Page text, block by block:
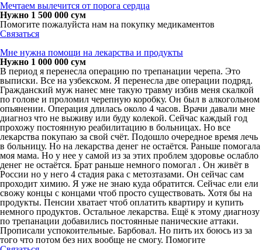
Мечтаем вылечится от порога сердца
Нужно 1 500 000 сум
Помогите пожалуйста нам на покупку медикаментов
Связаться
Мне нужна помощи на лекарства и продукты
Нужно 1 000 000 сум
В период я перенесла операцию по трепанации черепа. Это
выписки. Все на узбекском. Я перенесла две операции подряд.
Гражданский муж нанес мне такую травму избив меня скалкой
по голове и проломил черепную коробку. Он был в алкогольном
опьянении. Операция длилась около 4 часов. Врачи давали мне
диагноз что не выживу или буду колекой. Сейчас каждый год
прохожу постоянную реабилитацию в больницах. Но все
лекарства покупаю за свой счёт. Подошло очередное время лечь
в больницу. Но на лекарства денег не остаётся. Раньше помогала
моя мама. Но у нее у самой из за этих проблем здоровье ослабло
денег не остаётся. Брат раньше немного помогал . Он живёт в
России но у него 4 стадия рака с метозтазами. Он сейчас сам
проходит химию. Я уже не знаю куда обратится. Сейчас ели ели
свожу концы с концами чтоб просто существовать. Хотя бы на
продукты. Пенсии хватает чтоб оплатить квартиру и купить
немного продуктов. Остальное лекарства. Ещё к этому диагнозу
по трепанации добавились постоянные панические аттаки.
Прописали успокоительные. Барбовал. Но пить их боюсь из за
того что потом без них вообще не смогу. Помогите